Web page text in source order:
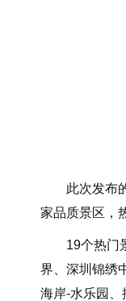
此次发布的“
家品质景区，
19个热门景
界、深圳锦绣
海岸-水乐园